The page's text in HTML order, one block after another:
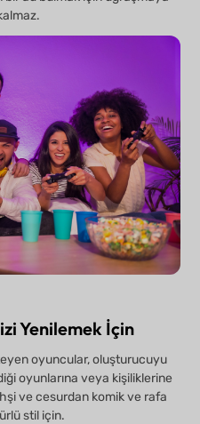
Yenilemek İçin
oyuncular, oluşturucuyu
oyunlarına veya kişiliklerine
ve cesurdan komik ve rafa
stil için.